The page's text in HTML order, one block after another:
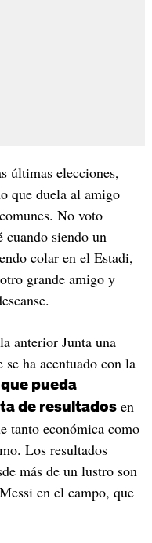
últimas elecciones,
que duela al amigo
No voto
cuando siendo un
colar en el Estadi,
grande amigo y
anterior Junta una
se ha acentuado con la
pueda
de resultadosen
tanto económica como
Los resultados
más de un lustro son
en el campo, que